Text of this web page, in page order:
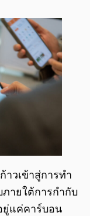
าวเข้าสู่การทำ
ภายใต้การกำกับ
ยู่แค่คาร์บอน